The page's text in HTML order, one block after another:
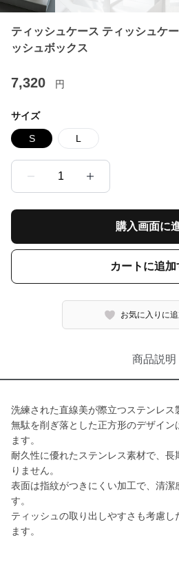
ティッシュケース ティッシュケ
ッシュボックス
7,320 円
サイズ
S L
1
購入画面に
カートに追加
お気に入りに
商品説明
洗練された直線美が際立つステンレス
無駄を削ぎ落とした正方形のデザイン
ます。
耐久性に優れたステンレス素材で、長
りません。
表面は指紋がつきにくい加工で、清
す。
ティッシュの取り出しやすさも考慮
ます。